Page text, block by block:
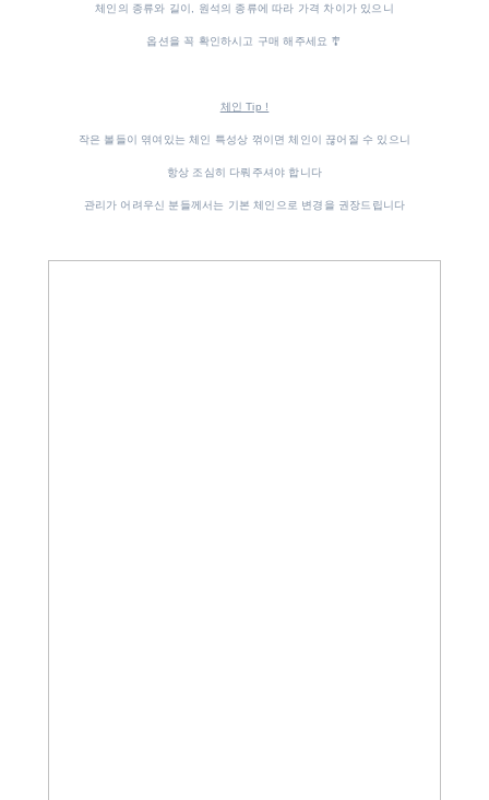
체인의 종류와 길이, 원석의 종류에 따라 가격 차이가 있으니
옵션을 꼭 확인하시고 구매 해주세요 🎐
체인 Tip !
작은 볼들이 엮여있는 체인 특성상 꺾이면 체인이 끊어질 수 있으니
항상 조심히 다뤄주셔야 합니다
관리가 어려우신 분들께서는 기본 체인으로 변경을 권장드립니다